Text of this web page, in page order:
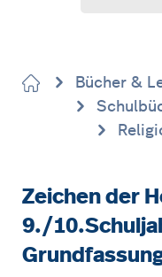
Bücher &
Zeichen der
9./